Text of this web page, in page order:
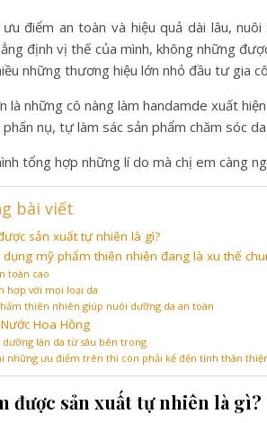
ưu điểm an toàn và hiệu quả dài lâu,
định vị thế của mình, không những
những thương hiệu lớn nhỏ đầu tư gia
là những cô nàng làm handamde xuất
nụ, tự làm sác sản phẩm chăm sóc
tổng hợp những lí do mà chị em càng
bài viết
sản xuất tự nhiên là gì?
mỹ phẩm thiên nhiên đang là xu thế
toàn cao
hợp với mọi loại da
thiên nhiên giúp nuôi dưỡng da an toàn
Hoa Hồng
dưỡng làn da từ sâu bên trong
những ưu điểm trên thì còn phải kể đến tính thân
được sản xuất tự nhiên là gì?